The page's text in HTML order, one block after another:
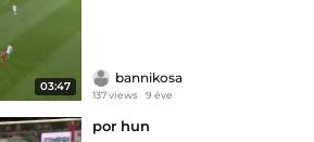
03:47
bannikosa
137 views 9 éve
por hun